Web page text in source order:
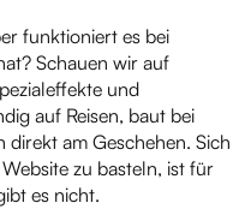
funktioniert es bei
Schauen wir auf
und
auf Reisen, baut bei
am Geschehen. Sich
zu basteln, ist für
es nicht.